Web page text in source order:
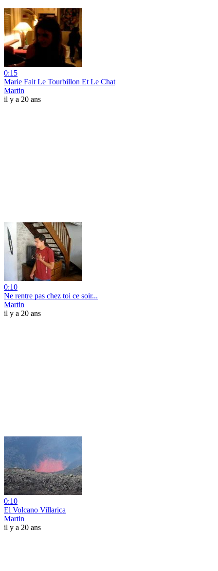
0:15
Marie Fait Le Tourbillon Et Le Chat
Martin
il y a 20 ans
0:10
Ne rentre pas chez toi ce soir...
Martin
il y a 20 ans
0:10
El Volcano Villarica
Martin
il y a 20 ans